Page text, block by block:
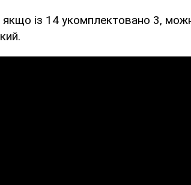
із 14 укомплектовано 3,